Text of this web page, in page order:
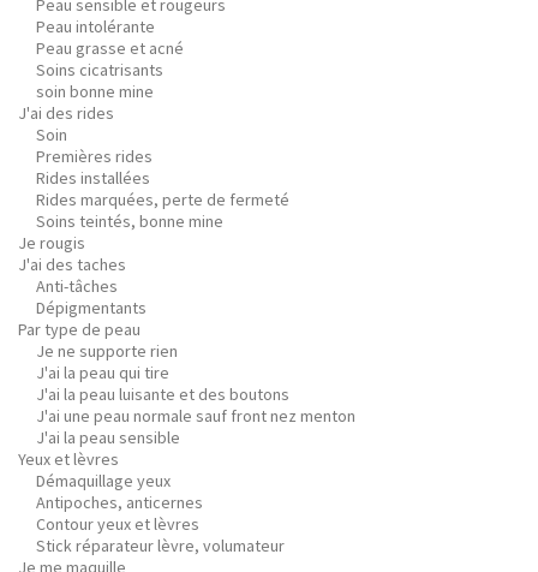
Peau sensible et rougeurs
Peau intolérante
Peau grasse et acné
Soins cicatrisants
soin bonne mine
J'ai des rides
Soin
Premières rides
Rides installées
Rides marquées, perte de fermeté
Soins teintés, bonne mine
Je rougis
J'ai des taches
Anti-tâches
Dépigmentants
Par type de peau
Je ne supporte rien
J'ai la peau qui tire
J'ai la peau luisante et des boutons
J'ai une peau normale sauf front nez menton
J'ai la peau sensible
Yeux et lèvres
Démaquillage yeux
Antipoches, anticernes
Contour yeux et lèvres
Stick réparateur lèvre, volumateur
Je me maquille